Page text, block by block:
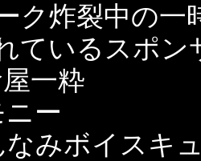
ク炸裂中の一
ているスポン
一粋
ー
みボイスキ